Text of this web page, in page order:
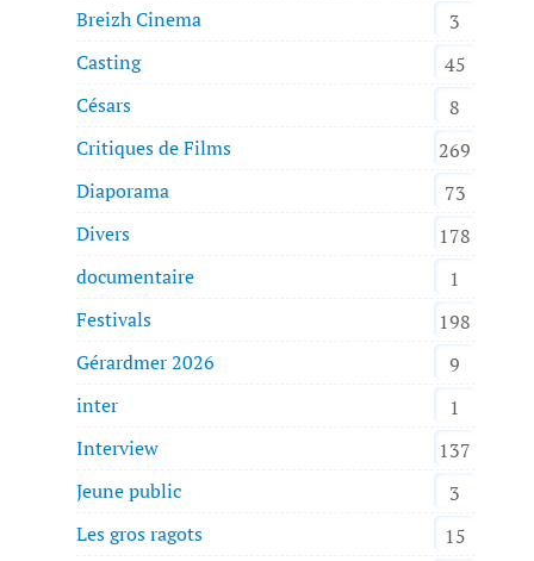
Breizh Cinema
3
Casting
45
Césars
8
Critiques de Films
269
Diaporama
73
Divers
178
documentaire
1
Festivals
198
Gérardmer 2026
9
inter
1
Interview
137
Jeune public
3
Les gros ragots
15